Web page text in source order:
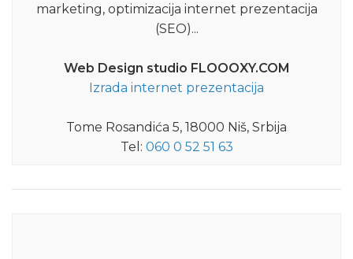
marketing, optimizacija internet prezentacija
(SEO)...
Web Design studio FLOOOXY.COM
Izrada internet prezentacija
Tome Rosandića 5, 18000 Niš, Srbija
Tel: 060 0 52 51 63